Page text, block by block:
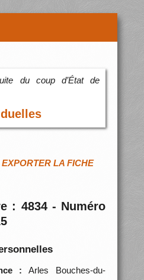
du coup d’État de
LA FICHE
: 4834 - Numéro
: Arles Bouches-du-